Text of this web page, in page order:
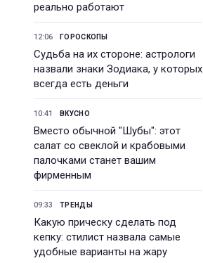
реально работают
12:06 ГОРОСКОПЫ
Судьба на их стороне: астрологи
назвали знаки Зодиака, у которых
всегда есть деньги
10:41 ВКУСНО
Вместо обычной "Шубы": этот
салат со свеклой и крабовыми
палочками станет вашим
фирменным
09:33 ТРЕНДЫ
Какую прическу сделать под
кепку: стилист назвала самые
удобные варианты на жару